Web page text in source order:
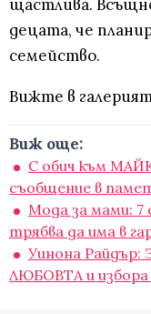
щастлива.
децата, че
семейство.
Вижте в
Виж още:
С обич към
съобщение в
Мода за мами: 7
трябва да има в
Уинона Райдър:
ЛЮБОВТА и